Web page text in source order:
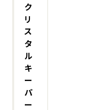
ク
リ
ス
タ
ル
キ
ー
パ
ー